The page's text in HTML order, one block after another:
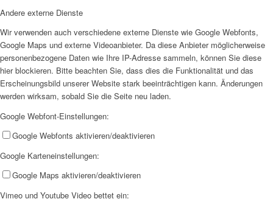
Integration
Andere externe Dienste
Wir verwenden auch verschiedene externe Dienste wie Google Webfonts,
Google Maps und externe Videoanbieter. Da diese Anbieter möglicherweise
personenbezogene Daten wie Ihre IP-Adresse sammeln, können Sie diese
hier blockieren. Bitte beachten Sie, dass dies die Funktionalität und das
Erscheinungsbild unserer Website stark beeinträchtigen kann. Änderungen
werden wirksam, sobald Sie die Seite neu laden.
Google Webfont-Einstellungen:
Google Webfonts aktivieren/deaktivieren
Google Karteneinstellungen:
Google Maps aktivieren/deaktivieren
Vimeo und Youtube Video bettet ein: